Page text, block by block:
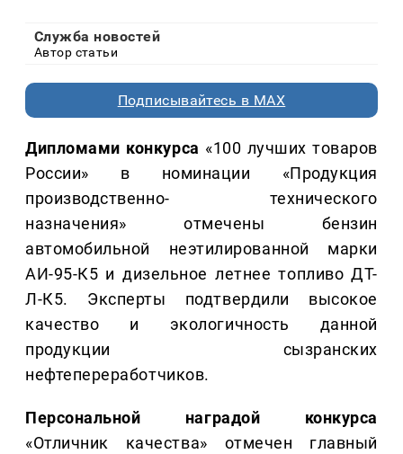
Служба новостей
Автор статьи
Подписывайтесь в MAX
Дипломами конкурса «100 лучших товаров
России» в номинации «Продукция
производственно- технического
назначения» отмечены бензин
автомобильной неэтилированной марки
АИ-95-К5 и дизельное летнее топливо ДТ-
Л-К5. Эксперты подтвердили высокое
качество и экологичность данной
продукции сызранских
нефтепереработчиков.
Персональной наградой конкурса
«Отличник качества» отмечен главный